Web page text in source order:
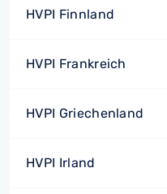
HVPI Finnland
HVPI Frankreich
HVPI Griechenland
HVPI Irland